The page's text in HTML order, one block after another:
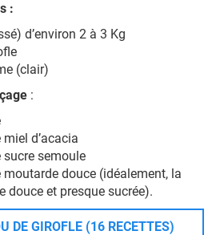
:
d’environ 2 à 3 Kg
(clair)
:
d’acacia
sucre semoule
douce (idéalement, la
douce et presque sucrée).
DE GIROFLE (16 RECETTES)